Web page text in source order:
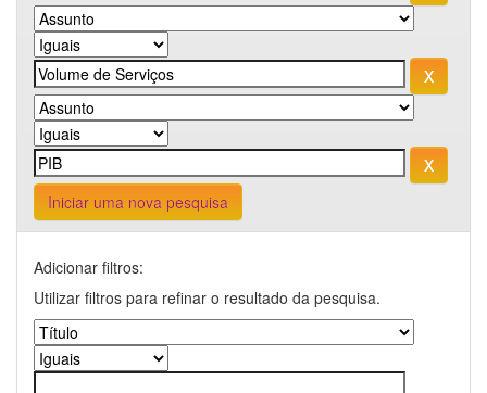
Iniciar uma nova pesquisa
Adicionar filtros:
Utilizar filtros para refinar o resultado da pesquisa.